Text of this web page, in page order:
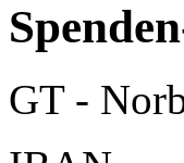
GT -